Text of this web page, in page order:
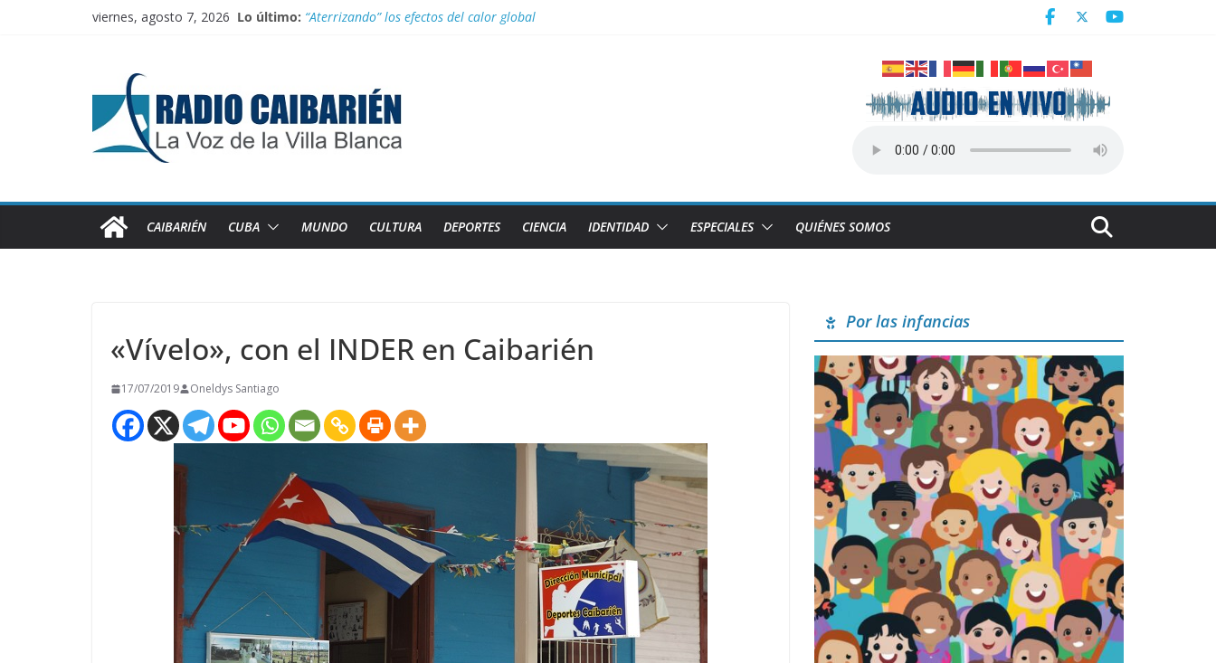
viernes, agosto 7, 2026 Lo último: “Aterrizando” los efectos del calor global
Información oficial con nombres de los 2 caibarienenses fallecidos y el lesionado en el derrumbe de la ESBEC 1, en Remedios
Irán entra entre los diez países con más sitios declarados Patrimonio Mundial por la UNESCO
CAIBARIÉN CUBA MUNDO CULTURA DEPORTES CIENCIA IDENTIDAD ESPECIALES QUIÉNES SOMOS
«Vívelo», con el INDER en Caibarién
17/07/2019 Oneldys Santiago
Por las infancias